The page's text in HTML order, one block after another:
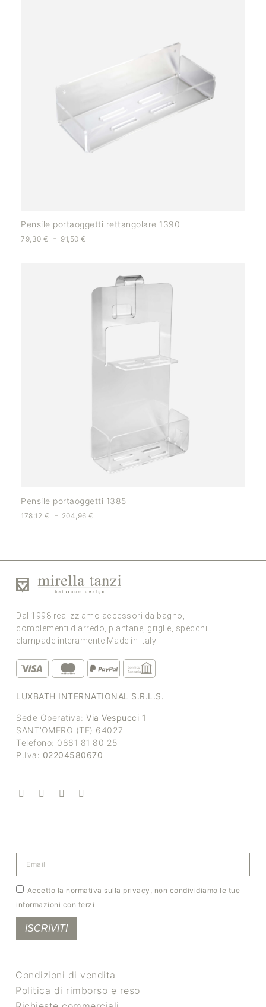
Pensile portaoggetti rettangolare 1390
79,30 € - 91,50€
Pensile portaoggetti 1385
178,12 € - 204,96€
Dal 1998 realizziamo accessori da bagno,
complementi d’arredo, piantane, griglie, specchi
elampade interamente Made in Italy
LUXBATH INTERNATIONAL S.R.L.S.
Sede Operativa: Via Vespucci 1
SANT’OMERO (TE) 64027
Telefono: 0861 81 80 25
P.Iva: 02204580670
Accetto la normativa sulla privacy, non condividiamo le tue
informazioni con terzi
ISCRIVITI
Condizioni di vendita
Politica di rimborso e reso